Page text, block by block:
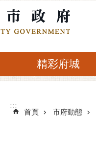
精彩府城
:::
:::
首頁 市府動態